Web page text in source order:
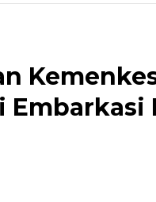
Embarkasi